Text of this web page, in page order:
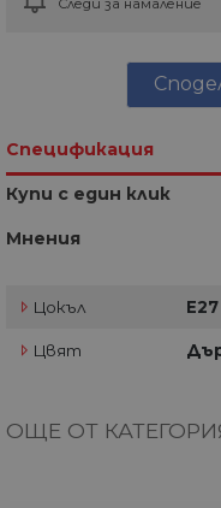
Следи за намаление
Спецификация
Купи с един клик
Мнения
Цокъл E27
Цвят
ОЩЕ ОТ